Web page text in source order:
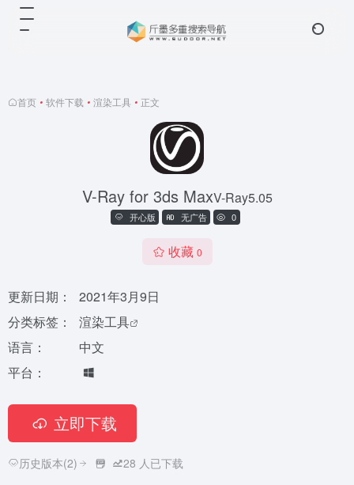
首页 • 软件下载 • 渲染工具 • 正文
V-Ray for 3ds MaxV-Ray5.05
开心版 无广告 0
收藏 0
更新日期：
2021年3月9日
分类标签：
渲染工具
语言：
中文
平台：
立即下载
历史版本(2) 28 人已下载